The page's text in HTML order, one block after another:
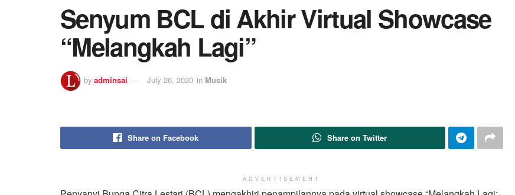
Senyum BCL di Akhir Virtual Showcase
“Melangkah Lagi”
by adminsai July 26, 2020 in Musik
Share on Facebook Share on Twitter
ADVERTISEMENT